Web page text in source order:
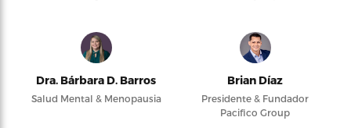
Dra. Bárbara D. Barros
Salud Mental & Menopausia
Brian Díaz
Presidente & Fundador
Pacifico Group